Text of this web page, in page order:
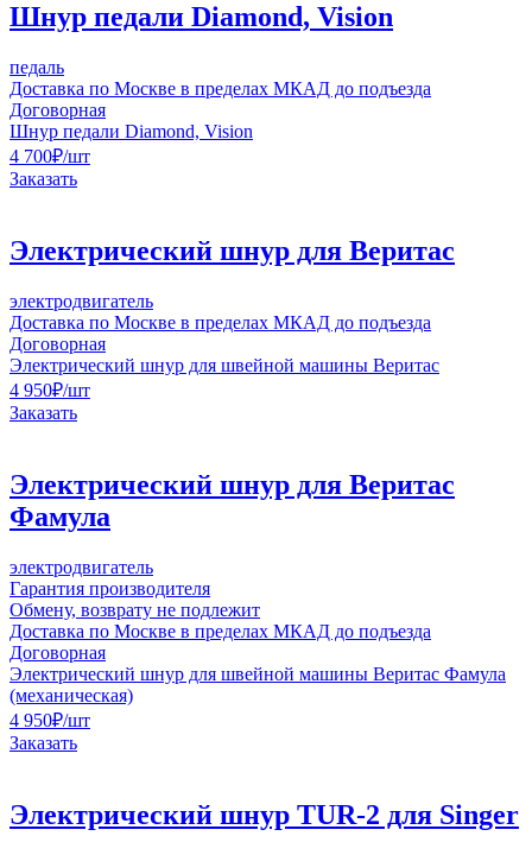
Шнур педали Diamond, Vision
педаль
Доставка по Москве в пределах МКАД до подъезда
Договорная
Шнур педали Diamond, Vision
4 700₽/шт
Заказать
Электрический шнур для Веритас
электродвигатель
Доставка по Москве в пределах МКАД до подъезда
Договорная
Электрический шнур для швейной машины Веритас
4 950₽/шт
Заказать
Электрический шнур для Веритас
Фамула
электродвигатель
Гарантия производителя
Обмену, возврату не подлежит
Доставка по Москве в пределах МКАД до подъезда
Договорная
Электрический шнур для швейной машины Веритас Фамула
(механическая)
4 950₽/шт
Заказать
Электрический шнур TUR-2 для Singer